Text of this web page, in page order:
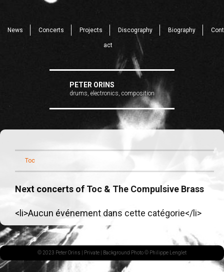
News Concerts Projects Discography Biography Cont
act
PETER ORINS
drums, electronics, composition
Toc
Next concerts of Toc & The Compulsive Brass
<li>Aucun événement dans cette catégorie</li>
© 2023 Peter Orins | Private | Background Photo © Philippe Lenglet